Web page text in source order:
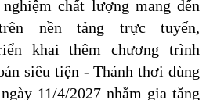
chất lượng mang đến
nền tảng trực tuyến,
khai thêm chương trình
siêu tiện - Thảnh thơi dùng
11/4/2027 nhằm gia tăng